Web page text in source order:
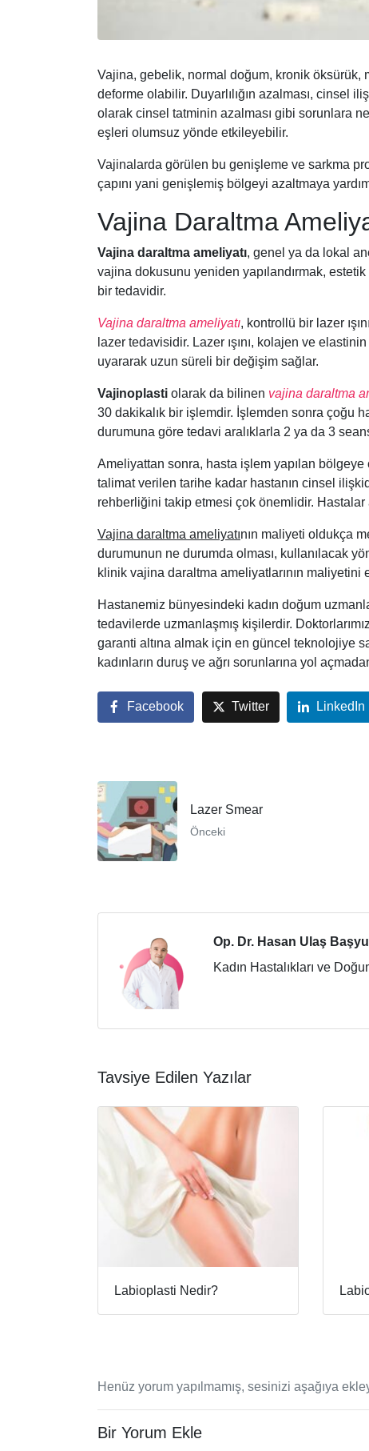
Vajina, gebelik, normal doğum, kronik
deforme olabilir. Duyarlılığın azalması, cinsel
olarak cinsel tatminin azalması gibi sorunlara
eşleri olumsuz yönde etkileyebilir.
Vajinalarda görülen bu genişleme ve sarkma
çapını yani genişlemiş bölgeyi azaltmaya
Vajina Daraltma
Vajina daraltma ameliyatı, genel ya da lokal
vajina dokusunu yeniden yapılandırmak,
bir tedavidir.
Vajina daraltma ameliyatı, kontrollü bir lazer
lazer tedavisidir. Lazer ışını, kolajen ve
uyararak uzun süreli bir değişim sağlar.
Vajinoplasti olarak da bilinen vajina daraltma
30 dakikalık bir işlemdir. İşlemden sonra çoğu
durumuna göre tedavi aralıklarla 2 ya da 3
Ameliyattan sonra, hasta işlem yapılan bölgeye
talimat verilen tarihe kadar hastanın cinsel
rehberliğini takip etmesi çok önemlidir. Hastalar
Vajina daraltma ameliyatının maliyeti oldukça
durumunun ne durumda olması, kullanılacak
klinik vajina daraltma ameliyatlarının maliyetini
Hastanemiz bünyesindeki kadın doğum
tedavilerde uzmanlaşmış kişilerdir.
garanti altına almak için en güncel teknolojiye
kadınların duruş ve ağrı sorunlarına yol
Facebook Twitter LinkedIn
Lazer Smear
Önceki
Op. Dr. Hasan Ulaş
Kadın Hastalıkları ve
Tavsiye Edilen Yazılar
Labioplasti Nedir?
Henüz yorum yapılmamış, sesinizi aşağıya
Bir Yorum Ekle